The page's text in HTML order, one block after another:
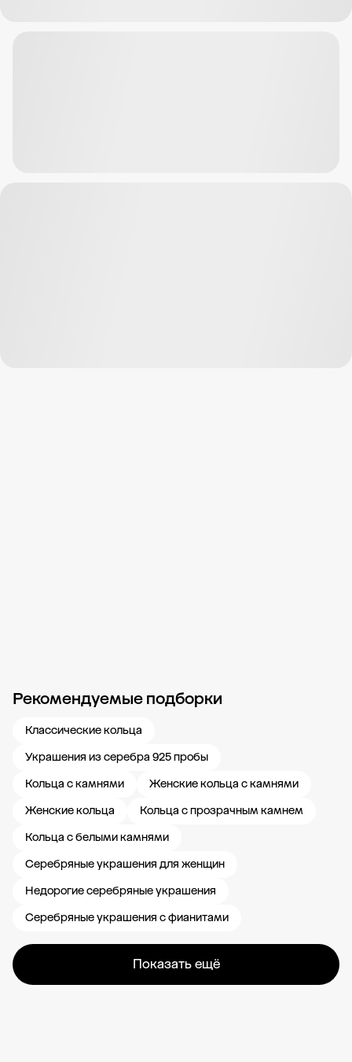
Рекомендуемые подборки
Классические кольца
Украшения из серебра 925 пробы
Кольца с камнями
Женские кольца с камнями
Женские кольца
Кольца с прозрачным камнем
Кольца с белыми камнями
Серебряные украшения для женщин
Недорогие серебряные украшения
Серебряные украшения с фианитами
Показать ещё
Новости компании Журнал ЗОЛОТОЙ Блог